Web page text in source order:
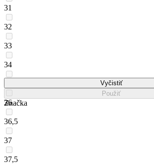
31
32
33
34
36
36,5
37
37,5
Vyčistiť
Použiť
Značka